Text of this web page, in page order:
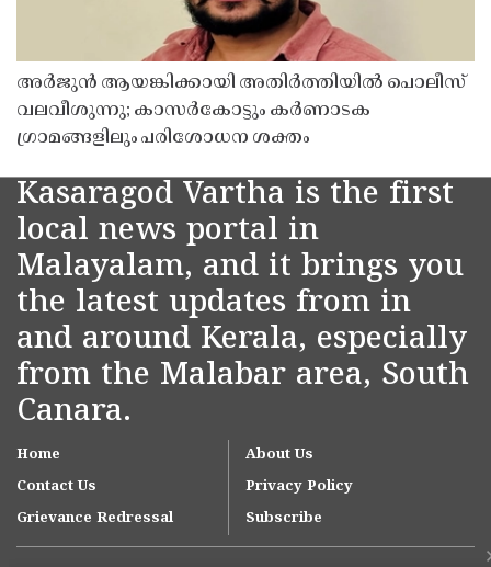
അർജുൻ ആയങ്കിക്കായി അതിർത്തിയിൽ പൊലീസ്
വലവീശുന്നു; കാസർകോട്ടും കർണാടക
ഗ്രാമങ്ങളിലും പരിശോധന ശക്തം
Kasaragod Vartha is the first
local news portal in
Malayalam, and it brings you
the latest updates from in
and around Kerala, especially
from the Malabar area, South
Canara.
Home
About Us
Contact Us
Privacy Policy
Grievance Redressal
Subscribe